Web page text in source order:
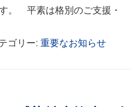
。 平素は格別のご支援・
ゴリー: 重要なお知らせ